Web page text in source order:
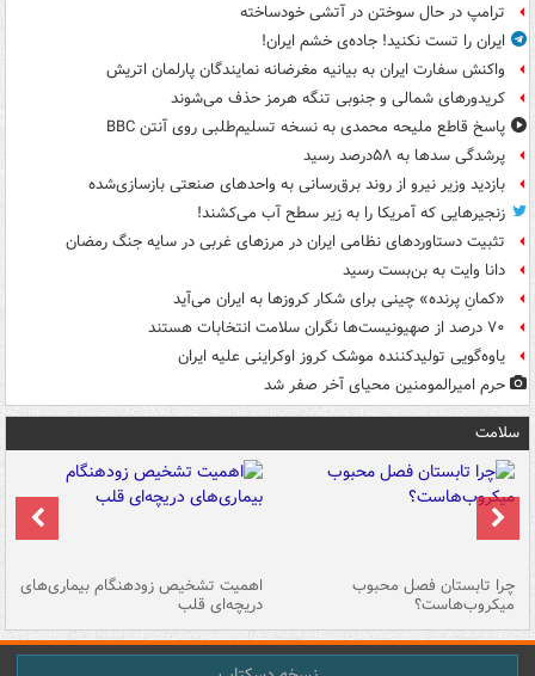
ترامپ در حال سوختن در آتشی خودساخته
ایران را تست نکنید! جاده‌ی خشم ایران!
واکنش سفارت ایران به بیانیه مغرضانه نمایندگان پارلمان اتریش
کریدورهای شمالی و جنوبی تنگه هرمز حذف می‌شوند
پاسخ قاطع ملیحه محمدی به نسخه تسلیم‌طلبی روی آنتن BBC
پرشدگی سدها به ۵۸درصد رسید
بازدید وزیر نیرو از روند برق‌رسانی به واحدهای صنعتی بازسازی‌شده
زنجیرهایی که آمریکا را به زیر سطح آب می‌کشند!
تثبیت دستاوردهای نظامی ایران در مرزهای غربی در سایه جنگ رمضان
دانا وایت به بن‌بست رسید
«کمانِ پرنده» چینی برای شکار کروزها به ایران می‌آید
۷۰ درصد از صهیونیست‌ها نگران سلامت انتخابات هستند
یاوه‌گویی تولیدکننده موشک کروز اوکراینی علیه ایران
حرم امیرالمومنین محیای آخر صفر شد
سلامت
چرا تابستان فصل محبوب
میکروب‌هاست؟
اهمیت تشخیص زودهنگام بیماری‌های
دریچه‌ای قلب